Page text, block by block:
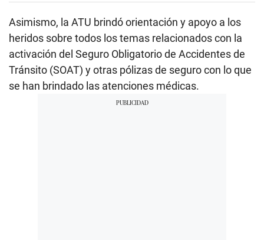
Asimismo, la ATU brindó orientación y apoyo a los
heridos sobre todos los temas relacionados con la
activación del Seguro Obligatorio de Accidentes de
Tránsito (SOAT) y otras pólizas de seguro con lo que
se han brindado las atenciones médicas.